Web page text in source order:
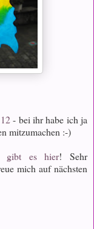
- bei ihr habe ich ja
mitzumachen :-)
gibt es hier! Sehr
mich auf nächsten